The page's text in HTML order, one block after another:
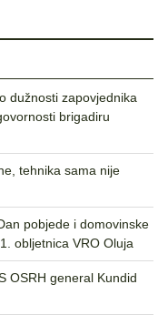
dužnosti zapovjednika
brigadiru
tehnika sama nije
pobjede i domovinske
obljetnica VRO Oluja
OSRH general Kundid